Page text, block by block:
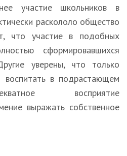
участие школьников в
раскололо общество
что участие в подобных
сформировавшихся
уверены, что только
в подрастающем
восприятие
выражать собственное